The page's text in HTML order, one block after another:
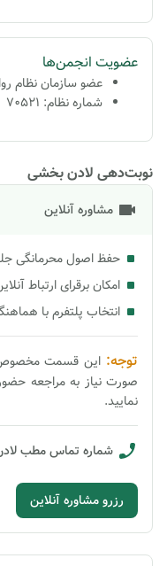
عضویت انجمن‌ها
عضو سازمان نظام
شماره نظام: 70521
نوبت‌دهی لادن بخشی
مشاوره آنلاین
حفظ اصول محرمانگی
امکان برقرای ارتباط
انتخاب پلتفرم با
توجه: این قسمت
صورت نیاز به مراجعه
نمایید.
شماره تماس مطب
رزرو مشاوره آنلاین